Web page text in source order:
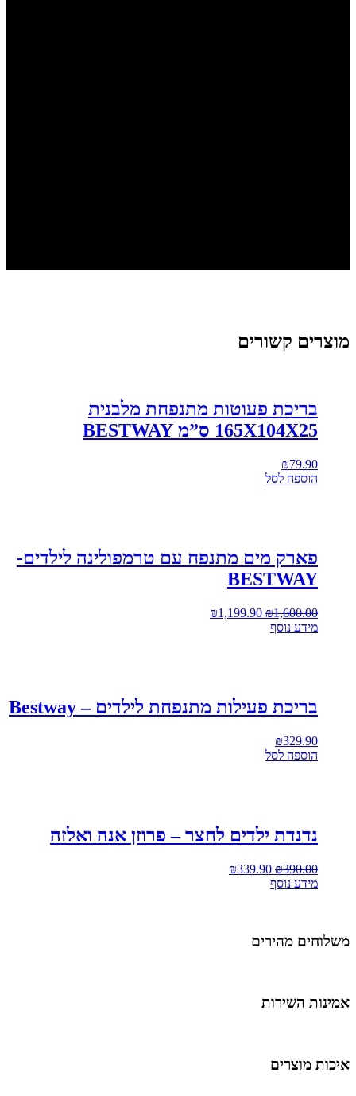
מוצרים קשורים
בריכת פעוטות מתנפחת מלבנית
165X104X25 ס”מ BESTWAY
₪79.90
הוספה לסל
פארק מים מתנפח עם טרמפולינה לילדים-
BESTWAY
₪1,600.00
₪1,199.90
מידע נוסף
בריכת פעילות מתנפחת לילדים – Bestway
₪329.90
הוספה לסל
נדנדת ילדים לחצר – פרוזן אנה ואלזה
₪390.00
₪339.90
מידע נוסף
משלוחים מהירים
אמינות השירות
איכות מוצרים